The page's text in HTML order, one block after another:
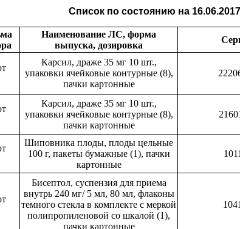
Список по состоянию на 16.06.2017
Наименование ЛС, форма
выпуска, дозировка
Карсил, драже 35 мг 10 шт.,
упаковки ячейковые контурные (8),
пачки картонные
Карсил, драже 35 мг 10 шт.,
упаковки ячейковые контурные (8),
пачки картонные
Шиповника плоды, плоды цельные
100 г, пакеты бумажные (1), пачки
картонные
Бисептол, суспензия для приема
внутрь 240 мг/ 5 мл, 80 мл, флаконы
темного стекла в комплекте с меркой
полипропиленовой со шкалой (1),
пачки картонные